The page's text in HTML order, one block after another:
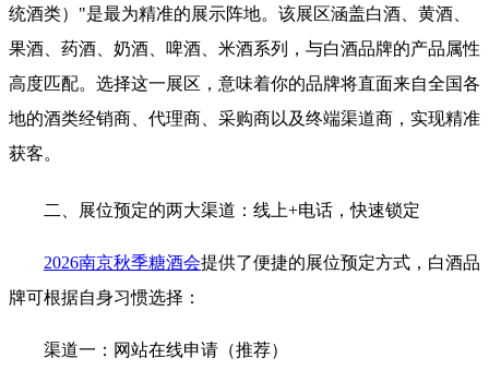
统酒类）"是最为精准的展示阵地。该展区涵盖白酒、黄酒、
果酒、药酒、奶酒、啤酒、米酒系列，与白酒品牌的产品属性
高度匹配。选择这一展区，意味着你的品牌将直面来自全国各
地的酒类经销商、代理商、采购商以及终端渠道商，实现精准
获客。
二、展位预定的两大渠道：线上+电话，快速锁定
2026南京秋季糖酒会提供了便捷的展位预定方式，白酒品
牌可根据自身习惯选择：
渠道一：网站在线申请（推荐）